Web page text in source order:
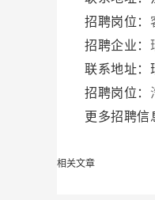
招聘岗位：
招聘企业：
联系地址：
招聘岗位：
更多招聘信
相关文章